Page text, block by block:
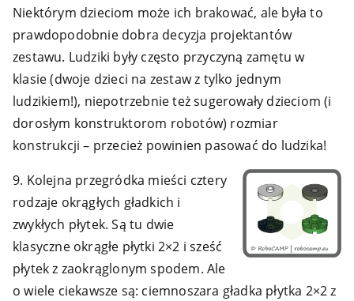
Niektórym dzieciom może ich brakować, ale była to
prawdopodobnie dobra decyzja projektantów
zestawu. Ludziki były często przyczyną zamętu w
klasie (dwoje dzieci na zestaw z tylko jednym
ludzikiem!), niepotrzebnie też sugerowały dzieciom (i
dorosłym konstruktorom robotów) rozmiar
konstrukcji – przecież powinien pasować do ludzika!
9. Kolejna przegródka mieści cztery
rodzaje okrągłych gładkich i
zwykłych płytek. Są tu dwie
klasyczne okrągłe płytki 2×2 i sześć
płytek z zaokrąglonym spodem. Ale
o wiele ciekawsze są: ciemnoszara gładka płytka 2×2 z